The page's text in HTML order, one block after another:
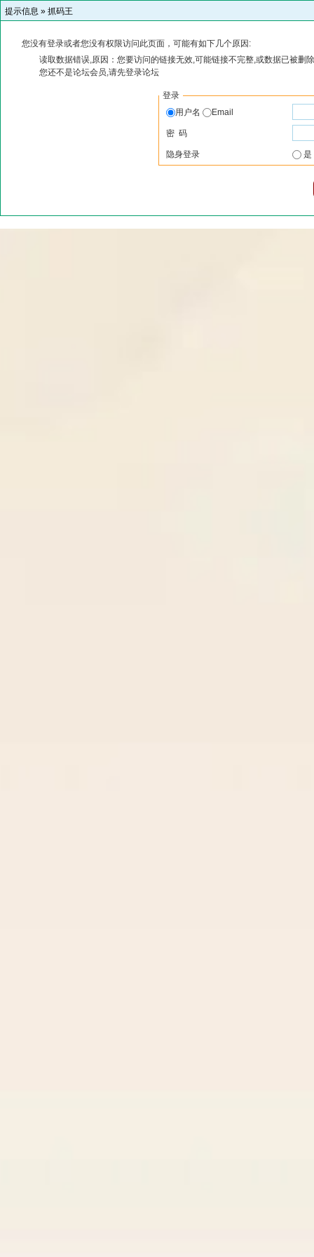
提示信息 » 抓码王
您没有登录或者您没有权限访问此页面，可能有如下几个原因:
读取数据错误,原因：您要访问的链接无效,可能链接不完整,或数据已被删
您还不是论坛会员,请先登录论坛
登录
用户名
Email
密 码
隐身登录